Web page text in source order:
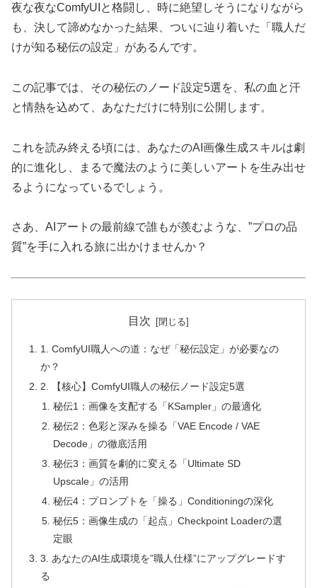
夜な夜なComfyUIと格闘し、時に絶望しそうになりながら
も、決して諦めなかった結果、ついに辿り着いた「職人だ
けが知る秘伝の設定」があるんです。
この記事では、その秘伝のノード設定5選を、私の血と汗
と情熱を込めて、あなただけに特別に公開します。
これを読み終える頃には、あなたのAI画像生成スキルは劇
的に進化し、まるで魔法のように美しいアートを生み出せ
るようになっているでしょう。
さあ、AIアートの最前線で誰もが羨むような、”プロの品
質”を手に入れる旅に出かけませんか？
目次
1. ComfyUI職人への道：なぜ「秘伝設定」が必要なの
か？
2. 【核心】ComfyUI職人の秘伝ノード設定5選
秘伝1：画像を支配する「KSampler」の最適化
秘伝2：色彩と深みを操る「VAE Encode / VAE
Decode」の徹底活用
秘伝3：画質を劇的に変える「Ultimate SD
Upscale」の活用
秘伝4：プロンプトを「操る」Conditioningの深化
秘伝5：画像生成の「起点」Checkpoint Loaderの選
定眼
3. あなたのAI生成環境を”職人仕様”にアップグレードす
る